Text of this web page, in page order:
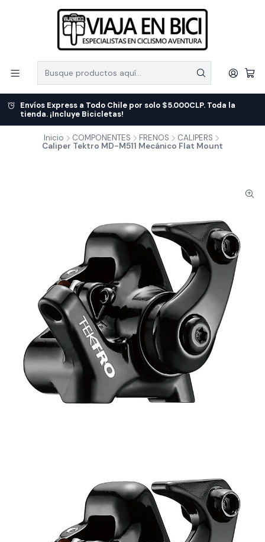
Envíos Express a Todo Chile por solo $5.000CLP. Toda la
tienda. ¡Incluye Bicicletas!
Inicio COMPONENTES FRENOS
CALIPERS
Caliper Tektro MD-M511 Mecánico Flat Mount